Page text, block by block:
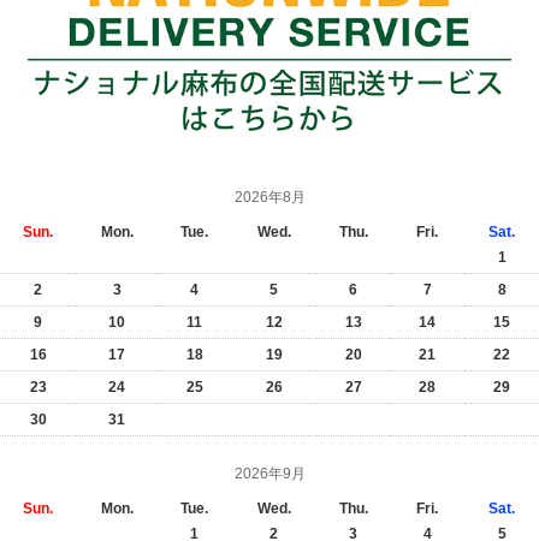
2026年8月
Sun. Mon. Tue. Wed. Thu. Fri.
Sat.
1
2
3 4 5 6 7
8
9
10 11 12 13 14
15
16
17 18 19 20 21
22
23
24 25 26 27 28
29
30
31
2026年9月
Sun. Mon. Tue. Wed. Thu. Fri.
Sat.
1
2 3 4 5